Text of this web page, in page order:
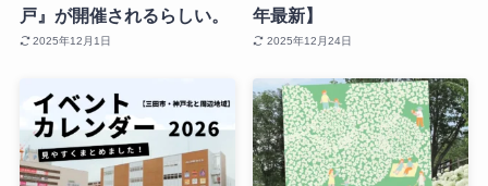
戸』が開催されるらしい。
2025年12月1日
年最新】
2025年12月24日